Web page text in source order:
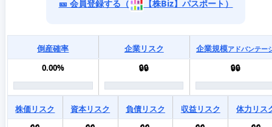
🎫 会員登録する（ 【株Biz】パスポート）
倒産確率 企業リスク 企業規模アドバンテー
0.00% 🔒🔒 🔒🔒
株価リスク 資本リスク 負債リスク 収益リスク
体力リス